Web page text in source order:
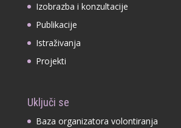
Izobrazba i konzultacije
Publikacije
Istraživanja
Projekti
Uključi se
Baza organizatora volontiranja